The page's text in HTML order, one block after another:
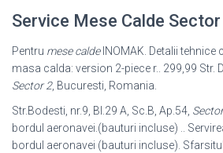
Service Mese Calde Sector
Pentru mese caldeINOMAK. Detalii tehnice
masa calda: version 2-piece r.. 299,99 Str.
Sector 2, Bucuresti, Romania.
Str.Bodesti, nr.9, Bl.29 A, Sc.B, Ap.54,
bordul aeronavei.(bauturi incluse) ..
bordul aeronavei (bauturi incluse).